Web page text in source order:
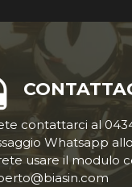
contattarci al
Whatsapp
usare il modulo